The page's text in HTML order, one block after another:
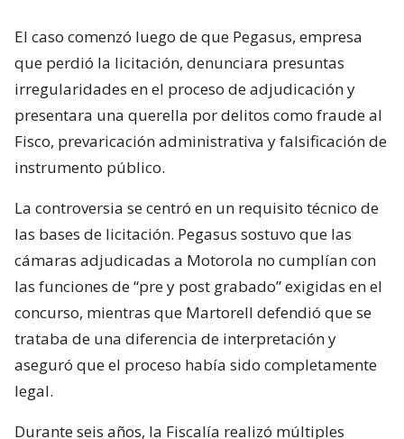
El caso comenzó luego de que Pegasus, empresa
que perdió la licitación, denunciara presuntas
irregularidades en el proceso de adjudicación y
presentara una querella por delitos como fraude al
Fisco, prevaricación administrativa y falsificación de
instrumento público.
La controversia se centró en un requisito técnico de
las bases de licitación. Pegasus sostuvo que las
cámaras adjudicadas a Motorola no cumplían con
las funciones de “pre y post grabado” exigidas en el
concurso, mientras que Martorell defendió que se
trataba de una diferencia de interpretación y
aseguró que el proceso había sido completamente
legal.
Durante seis años, la Fiscalía realizó múltiples